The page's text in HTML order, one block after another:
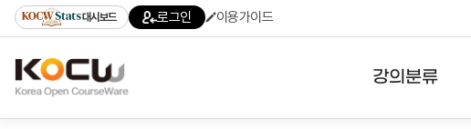
기
기
기
content)
가
대시보드 로그인 이용가이드
강의분류